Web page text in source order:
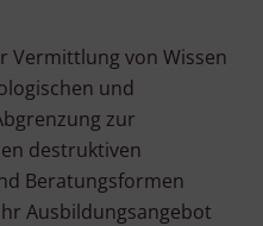
Vermittlung von Wissen
und
zur
destruktiven
Beratungsformen
Ausbildungsangebot